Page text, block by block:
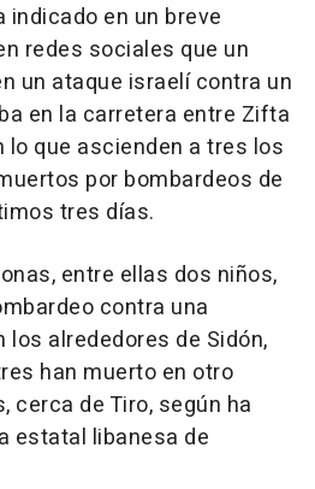
indicado en un breve
redes sociales que un
un ataque israelí contra un
en la carretera entre Zifta
lo que ascienden a tres los
por bombardeos de
tres días.
entre ellas dos niños,
contra una
los alrededores de Sidón,
han muerto en otro
cerca de Tiro, según ha
estatal libanesa de